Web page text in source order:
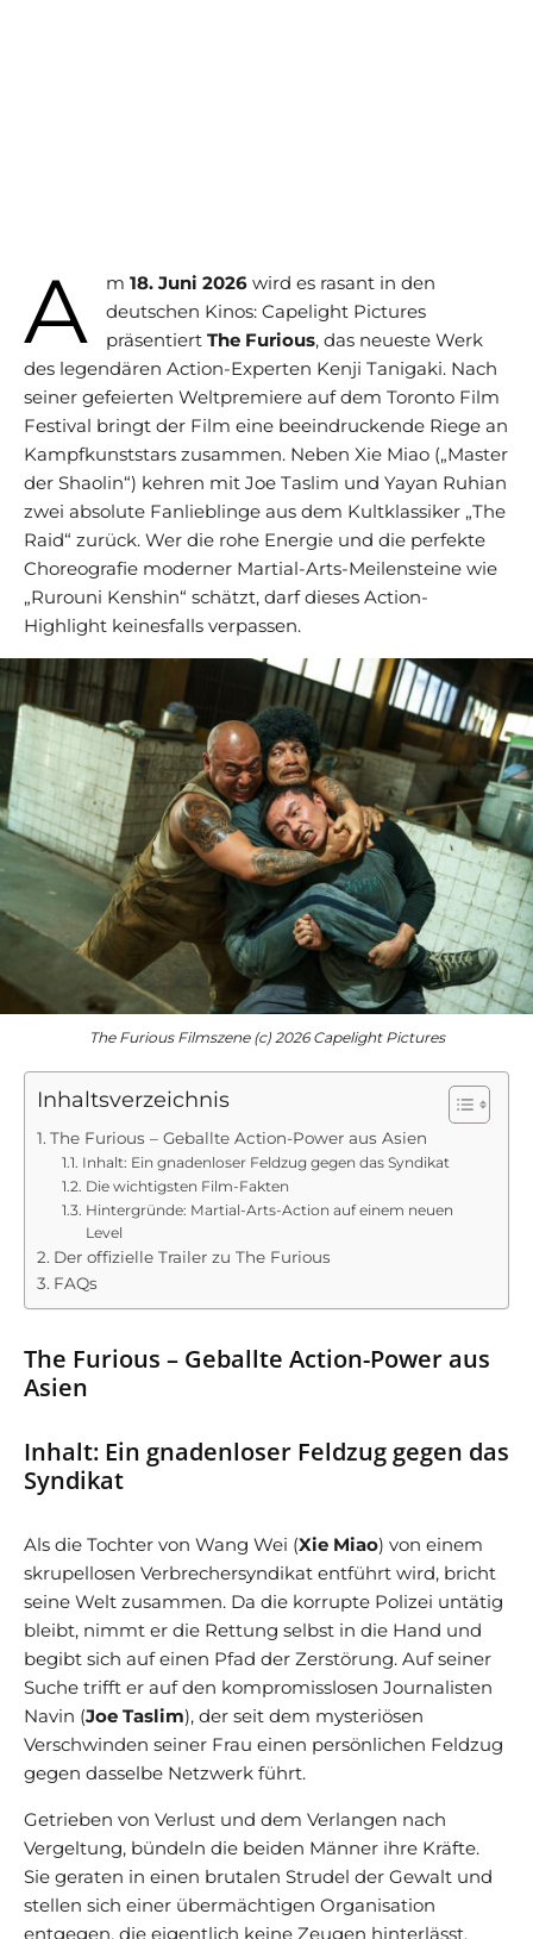
A m 18. Juni 2026 wird es rasant in den
deutschen Kinos: Capelight Pictures
präsentiert The Furious, das neueste Werk
des legendären Action-Experten Kenji Tanigaki. Nach
seiner gefeierten Weltpremiere auf dem Toronto Film
Festival bringt der Film eine beeindruckende Riege an
Kampfkunststars zusammen. Neben Xie Miao („Master
der Shaolin“) kehren mit Joe Taslim und Yayan Ruhian
zwei absolute Fanlieblinge aus dem Kultklassiker „The
Raid“ zurück. Wer die rohe Energie und die perfekte
Choreografie moderner Martial-Arts-Meilensteine wie
„Rurouni Kenshin“ schätzt, darf dieses Action-
Highlight keinesfalls verpassen.
The Furious Filmszene (c) 2026 Capelight Pictures
Inhaltsverzeichnis
The Furious – Geballte Action-Power aus Asien
Inhalt: Ein gnadenloser Feldzug gegen das Syndikat
Die wichtigsten Film-Fakten
Hintergründe: Martial-Arts-Action auf einem neuen
Level
Der offizielle Trailer zu The Furious
FAQs
The Furious – Geballte Action-Power aus
Asien
Inhalt: Ein gnadenloser Feldzug gegen das
Syndikat
Als die Tochter von Wang Wei (Xie Miao) von einem
skrupellosen Verbrechersyndikat entführt wird, bricht
seine Welt zusammen. Da die korrupte Polizei untätig
bleibt, nimmt er die Rettung selbst in die Hand und
begibt sich auf einen Pfad der Zerstörung. Auf seiner
Suche trifft er auf den kompromisslosen Journalisten
Navin (Joe Taslim), der seit dem mysteriösen
Verschwinden seiner Frau einen persönlichen Feldzug
gegen dasselbe Netzwerk führt.
Getrieben von Verlust und dem Verlangen nach
Vergeltung, bündeln die beiden Männer ihre Kräfte.
Sie geraten in einen brutalen Strudel der Gewalt und
stellen sich einer übermächtigen Organisation
entgegen, die eigentlich keine Zeugen hinterlässt.